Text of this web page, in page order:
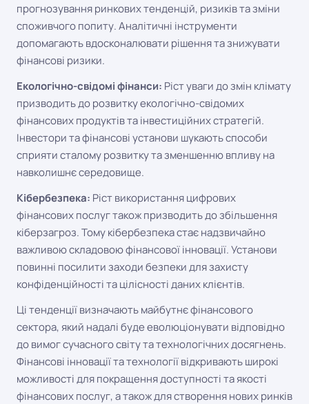
прогнозування ринкових тенденцій, ризиків та зміни
споживчого попиту. Аналітичні інструменти
допомагають вдосконалювати рішення та знижувати
фінансові ризики.
Екологічно-свідомі фінанси: Ріст уваги до змін клімату
призводить до розвитку екологічно-свідомих
фінансових продуктів та інвестиційних стратегій.
Інвестори та фінансові установи шукають способи
сприяти сталому розвитку та зменшенню впливу на
навколишнє середовище.
Кібербезпека: Ріст використання цифрових
фінансових послуг також призводить до збільшення
кіберзагроз. Тому кібербезпека стає надзвичайно
важливою складовою фінансової інновації. Установи
повинні посилити заходи безпеки для захисту
конфіденційності та цілісності даних клієнтів.
Ці тенденції визначають майбутнє фінансового
сектора, який надалі буде еволюціонувати відповідно
до вимог сучасного світу та технологічних досягнень.
Фінансові інновації та технології відкривають широкі
можливості для покращення доступності та якості
фінансових послуг, а також для створення нових ринків